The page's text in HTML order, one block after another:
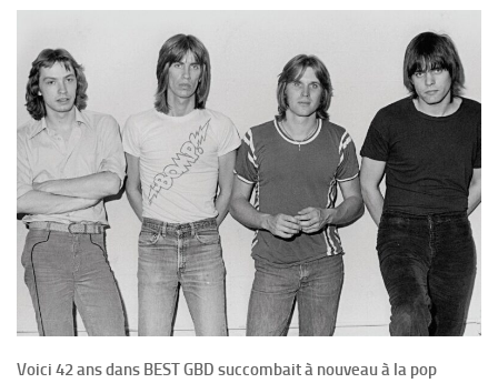
Voici 42 ans dans BEST GBD succombait à nouveau à la pop